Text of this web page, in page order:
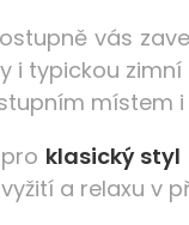
vás
i typickou
místem
klasický styl
a relaxu v